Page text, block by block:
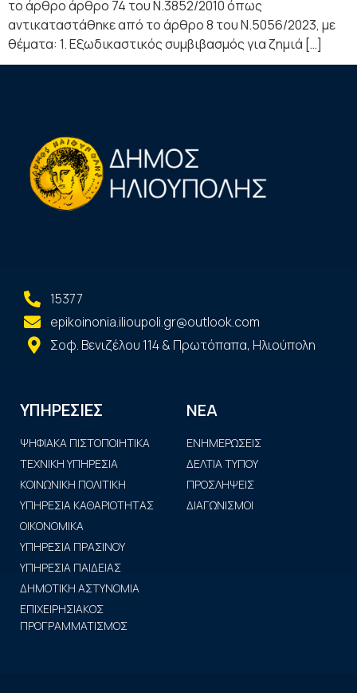
τo άρθρο άρθρο 74 του Ν.3852/2010 όπως
αντικαταστάθηκε από το άρθρο 8 του Ν.5056/2023, με
θέματα: 1. Εξωδικαστικός συμβιβασμός για ζημιά […]
15377
epikoinonia.ilioupoli.gr@outlook.com
Σοφ. Βενιζέλου 114 & Πρωτόπαπα, Ηλιούπολη
ΥΠΗΡΕΣΙΕΣ
ΨΗΦΙΑΚΑ ΠΙΣΤΟΠΟΙΗΤΙΚΑ
ΤΕΧΝΙΚΗ ΥΠΗΡΕΣΙΑ
ΚΟΙΝΩΝΙΚΗ ΠΟΛΙΤΙΚΗ
ΥΠΗΡΕΣΙΑ ΚΑΘΑΡΙΟΤΗΤΑΣ
ΟΙΚΟΝΟΜΙΚΑ
ΥΠΗΡΕΣΙΑ ΠΡΑΣΙΝΟΥ
ΥΠΗΡΕΣΙΑ ΠΑΙΔΕΙΑΣ
ΔΗΜΟΤΙΚΗ ΑΣΤΥΝΟΜΙΑ
ΕΠΙΧΕΙΡΗΣΙΑΚΟΣ
ΠΡΟΓΡΑΜΜΑΤΙΣΜΟΣ
ΝΕΑ
ΕΝΗΜΕΡΩΣΕΙΣ
ΔΕΛΤΙΑ ΤΥΠΟΥ
ΠΡΟΣΛΗΨΕΙΣ
ΔΙΑΓΩΝΙΣΜΟΙ